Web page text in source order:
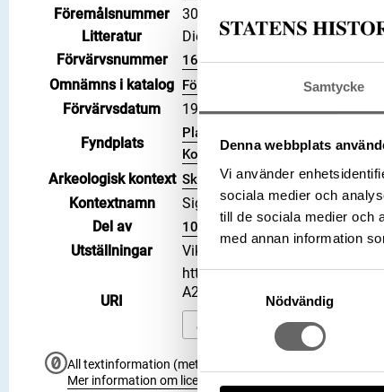
Samtycke
Denna webbplats
Vi använder
sociala medier och
till de sociala medier och
med annan information
Nödvändig
Föremålsnummer
3001638
Litteratur
Die Münzen von Köln, 1935,
Förvärvsnummer
16200
Omnämns i katalog Förvärv: 16200 på Catview
Förvärvsdatum
1919
Fyndplats
Plats: Sigsarve, Fornlämning:
Kommun: Gotland kommun,
Arkeologisk kontext Skattfynd
Kontextnamn
Sigsarveskatten
Del av
106700_HST
Utställningar Vikingarnas värld (start 2021-
URI
https://samlingar.shm.se/
A2CBB79FD50D
All textinformation (metadata) på denna sida är fri att
Mer information om licenser hos Statens historiska